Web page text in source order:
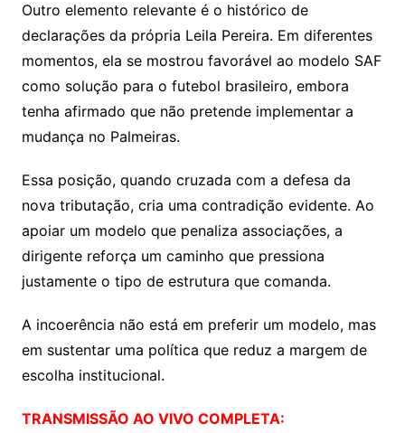
Outro elemento relevante é o histórico de
declarações da própria Leila Pereira. Em diferentes
momentos, ela se mostrou favorável ao modelo SAF
como solução para o futebol brasileiro, embora
tenha afirmado que não pretende implementar a
mudança no Palmeiras.
Essa posição, quando cruzada com a defesa da
nova tributação, cria uma contradição evidente. Ao
apoiar um modelo que penaliza associações, a
dirigente reforça um caminho que pressiona
justamente o tipo de estrutura que comanda.
A incoerência não está em preferir um modelo, mas
em sustentar uma política que reduz a margem de
escolha institucional.
TRANSMISSÃO AO VIVO COMPLETA: